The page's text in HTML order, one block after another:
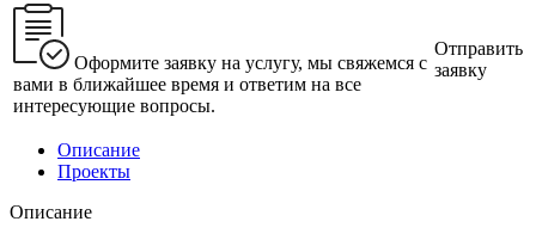
Оформите заявку на услугу, мы свяжемся с
вами в ближайшее время и ответим на все
интересующие вопросы.
Отправить
заявку
Описание
Проекты
Описание